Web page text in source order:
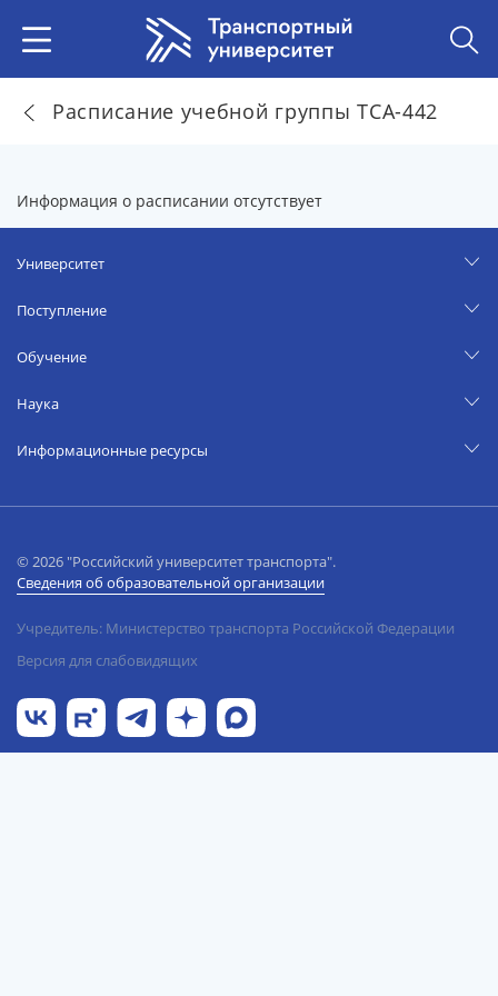
Расписание учебной группы ТСА-442
Информация о расписании отсутствует
Университет
Поступление
Обучение
Наука
Информационные ресурсы
© 2026 "Российский университет транспорта".
Сведения об образовательной организации
Учредитель: Министерство транспорта Российской Федерации
Версия для слабовидящих